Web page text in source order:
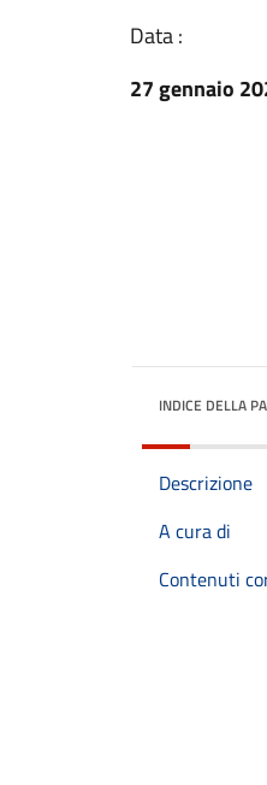
Data :
27 gennaio
INDICE DELLA
Descrizione
A cura di
Contenuti